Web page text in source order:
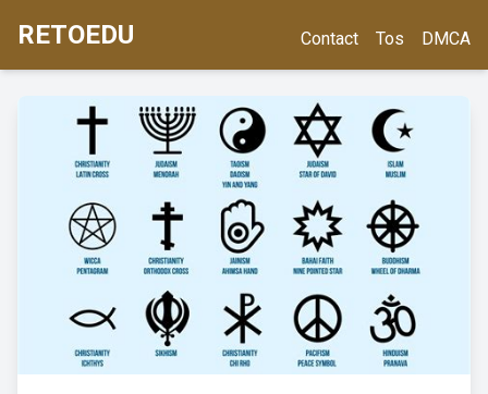
RETOEDU Contact Tos DMCA